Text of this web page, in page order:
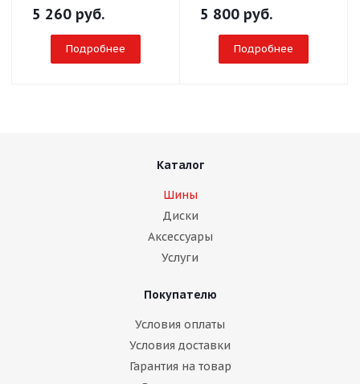
5 260 руб.
Подробнее
5 800 руб.
Подробнее
Каталог
Шины
Диски
Аксессуары
Услуги
Покупателю
Условия оплаты
Условия доставки
Гарантия на товар